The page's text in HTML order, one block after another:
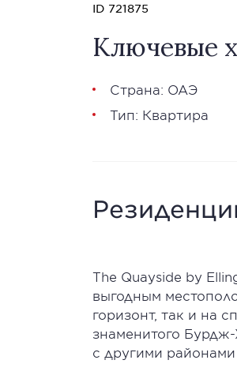
ID 721875
Ключевые
Страна: ОАЭ
Тип: Квартира
The Quayside by
выгодным
горизонт, так и на
знаменитого
с другими районами